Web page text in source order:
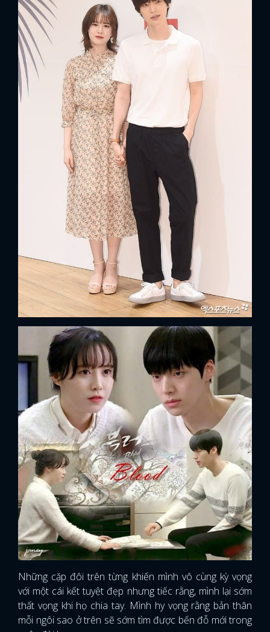
x
ĐĂNG NHẬP
Những cặp đôi trên từng khiến mình vô cùng kỳ vọng
với một cái kết tuyệt đẹp nhưng tiếc rằng, mình lại sớm
thất vọng khi họ chia tay. Mình hy vọng rằng bản thân
mỗi ngôi sao ở trên sẽ sớm tìm được bến đỗ mới trong